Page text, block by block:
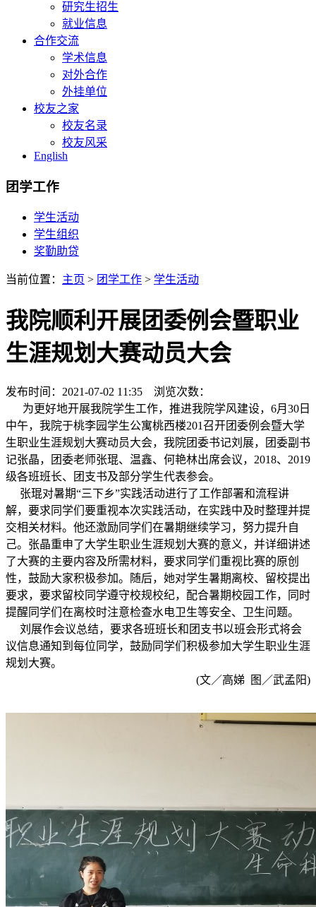
研究生招生
就业信息
合作交流
学术信息
对外合作
外挂单位
校友之家
校友名录
校友风采
English
团学工作
学生活动
学生组织
奖勤助贷
当前位置： 主页 > 团学工作 > 学生活动
我院顺利开展团委例会暨职业
生涯规划大赛动员大会
发布时间：2021-07-02 11:35 浏览次数：
为更好地开展我院学生工作，推进我院学风建设，6月30日
中午，我院于桃李园学生公寓桃西楼201召开团委例会暨大学
生职业生涯规划大赛动员大会，我院团委书记刘展，团委副书
记张晶，团委老师张琨、温鑫、何艳林出席会议，2018、2019
级各班班长、团支书及部分学生代表参会。
张琨对暑期“三下乡”实践活动进行了工作部署和流程讲
解，要求同学们要重视本次实践活动，在实践中及时整理并提
交相关材料。他还激励同学们在暑期继续学习，努力提升自
己。张晶重申了大学生职业生涯规划大赛的意义，并详细讲述
了大赛的主要内容及所需材料，要求同学们重视比赛的原创
性，鼓励大家积极参加。随后，她对学生暑期离校、留校提出
要求，要求留校同学遵守校规校纪，配合暑期校园工作，同时
提醒同学们在离校时注意检查水电卫生等安全、卫生问题。
刘展作会议总结，要求各班班长和团支书以班会形式将会
议信息通知到每位同学，鼓励同学们积极参加大学生职业生涯
规划大赛。
(文／高娣 图／武孟阳)